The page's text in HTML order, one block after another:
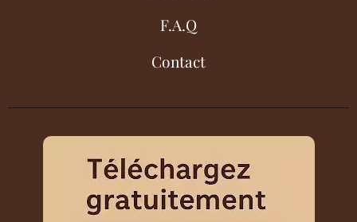
F.A.Q
Contact